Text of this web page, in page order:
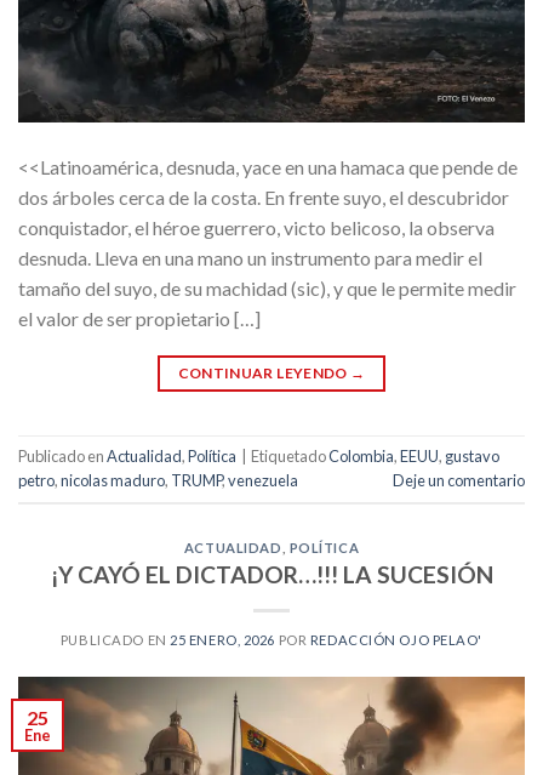
<<Latinoamérica, desnuda, yace en una hamaca que pende de
dos árboles cerca de la costa. En frente suyo, el descubridor
conquistador, el héroe guerrero, victo belicoso, la observa
desnuda. Lleva en una mano un instrumento para medir el
tamaño del suyo, de su machidad (sic), y que le permite medir
el valor de ser propietario […]
CONTINUAR LEYENDO →
Publicado enActualidad,Política EtiquetadoColombia,EEUU, gustavo
petro,nicolas maduro, TRUMP,venezuela Deje un comentario
ACTUALIDAD POLÍTICA
¡Y CAYÓ EL DICTADOR…!!! LA SUCESIÓN
PUBLICADO EN 25 ENERO, 2026 POR REDACCIÓN OJO PELAO'
25
Ene